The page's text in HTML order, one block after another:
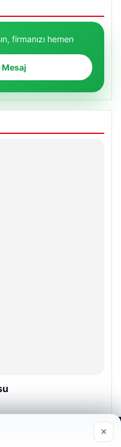
firmanızı hemen
iyi anlayabilmek,
×